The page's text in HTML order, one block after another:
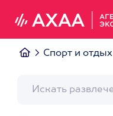
Спорт и отдых